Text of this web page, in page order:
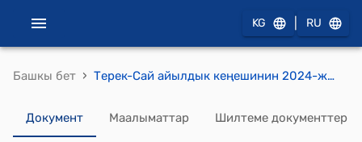
KG RU
Башкы бет › Терек-Сай айылдык кеңешинин 2024-жылынын 19-февралындагы №534 “Терек-Сай айыл аймагынын айылдык кеңеши мекемесин түзүү жөнүндө” токтому
Документ Маалыматтар Шилтеме документтер